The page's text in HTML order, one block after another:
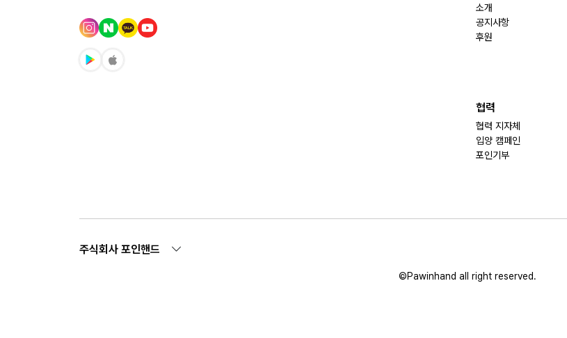
소개
공지사항
후원
협력
협력 지자체
입양 캠페인
포인기부
주식회사 포인핸드
©Pawinhand all right reserved.